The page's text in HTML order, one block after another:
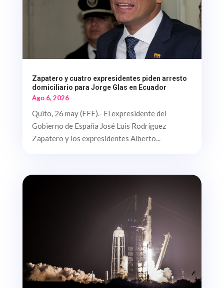
Zapatero y cuatro expresidentes piden arresto
domiciliario para Jorge Glas en Ecuador
Ago 6, 2026
Quito, 26 may (EFE).- El expresidente del
Gobierno de España José Luis Rodríguez
Zapatero y los expresidentes Alberto...